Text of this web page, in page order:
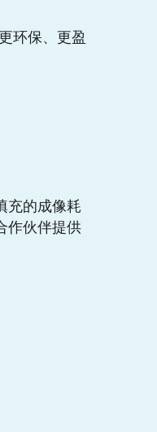
环保、更盈
充的成像耗
作伙伴提供